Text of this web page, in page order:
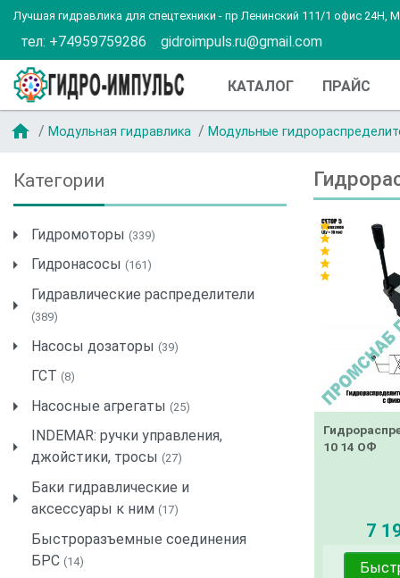
Лучшая гидравлика для спецтехники - пр Ленинский 111/1 офис 24Н,
тел: +74959759286 gidroimpuls.ru@gmail.com
КАТАЛОГ ПРАЙС
home Модульная гидравлика Модульные
Категории
Гидромоторы (339)
Гидронасосы (161)
Гидравлические распределители
(389)
Насосы дозаторы (39)
ГСТ (8)
Насосные агрегаты (25)
INDEMAR: ручки управления,
джойстики, тросы (27)
Баки гидравлические и
аксессуары к ним (17)
Быстроразъемные соединения
БРС (14)
10 14 ОФ
7
star
star
star
star
star